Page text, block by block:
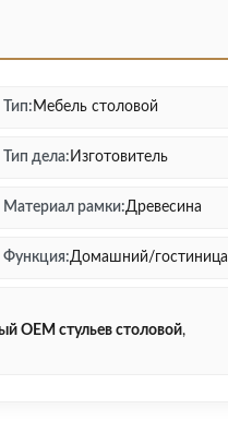
Тип: Мебель столовой
Тип дела: Изготовитель
Материал рамки:Древесина
Функция:Домашний/гостиница
OEM стульев столовой,